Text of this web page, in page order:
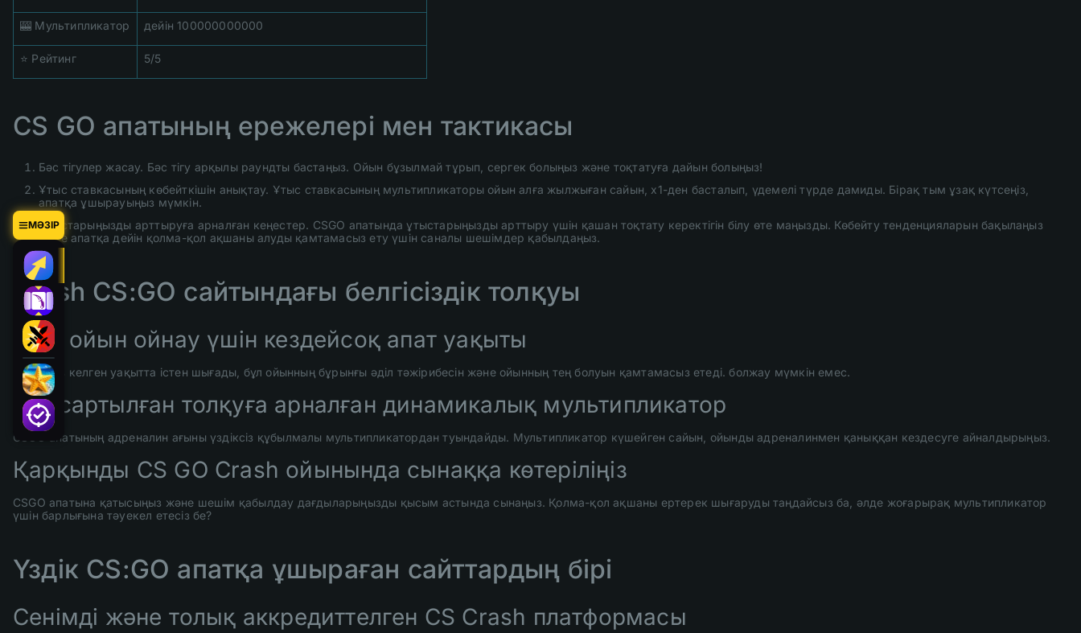
МӘЗІР
🎰 Мультипликатор дейін 100000000000
⭐ Рейтинг 5/5
CS GO апатының ережелері мен тактикасы
Бәс тігулер жасау. Бәс тігу арқылы раундты бастаңыз. Ойын бұзылмай тұрып, сергек болыңыз және тоқтатуға дайын болыңыз!
Ұтыс ставкасының көбейткішін анықтау. Ұтыс ставкасының мультипликаторы ойын алға жылжыған сайын, x1-ден басталып, үдемелі түрде дамиды. Бірақ тым ұзақ күтсеңіз,
апатқа ұшырауыңыз мүмкін.
Ұтыстарыңызды арттыруға арналған кеңестер. CSGO апатында ұтыстарыңызды арттыру үшін қашан тоқтату керектігін білу өте маңызды. Көбейту тенденцияларын бақылаңыз
және апатқа дейін қолма-қол ақшаны алуды қамтамасыз ету үшін саналы шешімдер қабылдаңыз.
Crash CS:GO сайтындағы белгісіздік толқуы
Әділ ойын ойнау үшін кездейсоқ апат уақыты
Ойын кез келген уақытта істен шығады, бұл ойынның бұрынғы әділ тәжірибесін және ойынның тең болуын қамтамасыз етеді. болжау мүмкін емес.
Жақсартылған толқуға арналған динамикалық мультипликатор
CSGO апатының адреналин ағыны үздіксіз құбылмалы мультипликатордан туындайды. Мультипликатор күшейген сайын, ойынды адреналинмен қаныққан кездесуге айналдырыңыз.
Қарқынды CS GO Crash ойынында сынаққа көтеріліңіз
CSGO апатына қатысыңыз және шешім қабылдау дағдыларыңызды қысым астында сынаңыз. Қолма-қол ақшаны ертерек шығаруды таңдайсыз ба, әлде жоғарырақ мультипликатор
үшін барлығына тәуекел етесіз бе?
Үздік CS:GO апатқа ұшыраған сайттардың бірі
Сенімді және толық аккредиттелген CS Crash платформасы